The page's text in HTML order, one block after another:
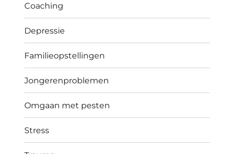
Coaching
Depressie
Familieopstellingen
Jongerenproblemen
Omgaan met pesten
Stress